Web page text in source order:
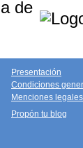
de
Presentación
Condiciones
Menciones legales
Propón tu blog